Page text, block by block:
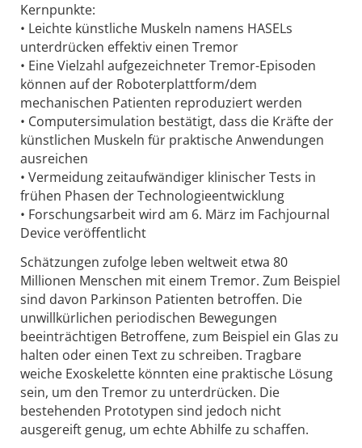
Kernpunkte:
• Leichte künstliche Muskeln namens HASELs
unterdrücken effektiv einen Tremor
• Eine Vielzahl aufgezeichneter Tremor-Episoden
können auf der Roboterplattform/dem
mechanischen Patienten reproduziert werden
• Computersimulation bestätigt, dass die Kräfte der
künstlichen Muskeln für praktische Anwendungen
ausreichen
• Vermeidung zeitaufwändiger klinischer Tests in
frühen Phasen der Technologieentwicklung
• Forschungsarbeit wird am 6. März im Fachjournal
Device veröffentlicht
Schätzungen zufolge leben weltweit etwa 80
Millionen Menschen mit einem Tremor. Zum Beispiel
sind davon Parkinson Patienten betroffen. Die
unwillkürlichen periodischen Bewegungen
beeinträchtigen Betroffene, zum Beispiel ein Glas zu
halten oder einen Text zu schreiben. Tragbare
weiche Exoskelette könnten eine praktische Lösung
sein, um den Tremor zu unterdrücken. Die
bestehenden Prototypen sind jedoch nicht
ausgereift genug, um echte Abhilfe zu schaffen.